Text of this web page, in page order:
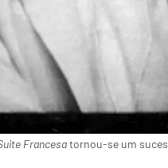
Francesatornou-se um